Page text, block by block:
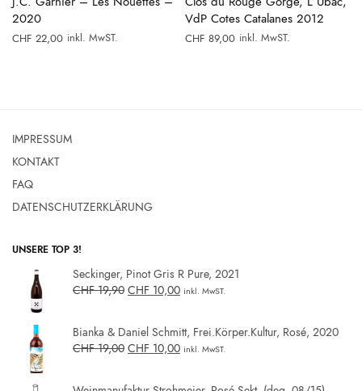
2020
CHF 22,00 inkl. MwST.
VdP Cotes Catalanes 2012
CHF 89,00 inkl. MwST.
IMPRESSUM
KONTAKT
FAQ
DATENSCHUTZERKLÄRUNG
UNSERE TOP 3!
Seckinger, Pinot Gris R Pure, 2021
CHF19,90 CHF 10,00 inkl. MwST.
Bianka & Daniel Schmitt, Frei.Körper.Kultur, Rosé, 2020
CHF19,00 CHF 10,00 inkl. MwST.